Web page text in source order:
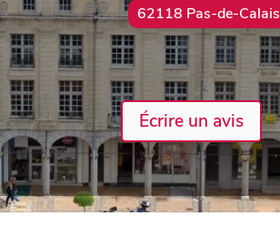
62118 Pas-de-Calais
Écrire un avis